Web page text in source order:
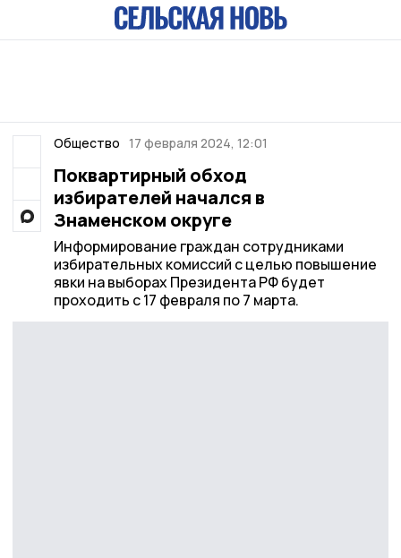
Общество 17 февраля 2024, 12:01
Поквартирный обход
избирателей начался в
Знаменском округе
Информирование граждан сотрудниками
избирательных комиссий с целью повышение
явки на выборах Президента РФ будет
проходить с 17 февраля по 7 марта.